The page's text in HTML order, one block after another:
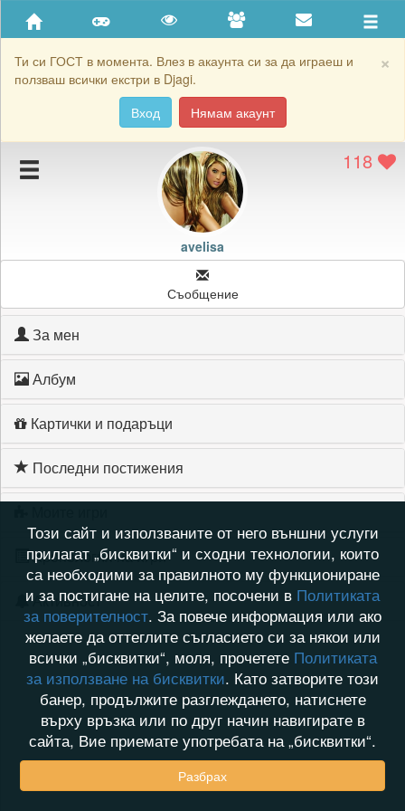
×
Ти си ГОСТ в момента. Влез в акаунта си за да играеш и
ползваш всички екстри в Djagi.
Вход
Нямам акаунт
Приятели
Хронология на игри
Подаръците на avelisa
Картичките на avelisa
118
avelisa
Съобщение
За мен
Албум
Картички и подаръци
Последни постижения
Хронология на игри
Активност
Този сайт и използваните от него външни услуги
прилагат „бисквитки“ и сходни технологии, които
са необходими за правилното му функциониране
и за постигане на целите, посочени в Политиката
за поверителност. За повече информация или ако
желаете да оттеглите съгласието си за някои или
всички „бисквитки“, моля, прочетете Политиката
за използване на бисквитки. Като затворите този
банер, продължите разглеждането, натиснете
върху връзка или по друг начин навигирате в
сайта, Вие приемате употребата на „бисквитки“.
Разбрах